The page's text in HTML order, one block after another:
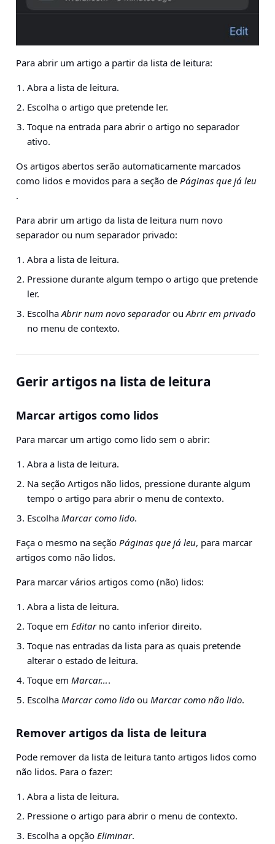
Para abrir um artigo a partir da lista de leitura:
Abra a lista de leitura.
Escolha o artigo que pretende ler.
Toque na entrada para abrir o artigo no separador
ativo.
Os artigos abertos serão automaticamente marcados
como lidos e movidos para a seção de Páginas que já leu
.
Para abrir um artigo da lista de leitura num novo
separador ou num separador privado:
Abra a lista de leitura.
Pressione durante algum tempo o artigo que pretende
ler.
EscolhaAbrir num novo separadorouAbrir em privado
no menu de contexto.
Gerir artigos na lista de leitura
Marcar artigos como lidos
Para marcar um artigo como lido sem o abrir:
Abra a lista de leitura.
Na seção Artigos não lidos, pressione durante algum
tempo o artigo para abrir o menu de contexto.
Escolha Marcar como lido.
Faça o mesmo na seção Páginas que já leu, para marcar
artigos como não lidos.
Para marcar vários artigos como (não) lidos:
Abra a lista de leitura.
Toque em Editarno canto inferior direito.
Toque nas entradas da lista para as quais pretende
alterar o estado de leitura.
Toque em Marcar….
Escolha Marcar como lido ou Marcar como não lido.
Remover artigos da lista de leitura
Pode remover da lista de leitura tanto artigos lidos como
não lidos. Para o fazer:
Abra a lista de leitura.
Pressione o artigo para abrir o menu de contexto.
Escolha a opção Eliminar.